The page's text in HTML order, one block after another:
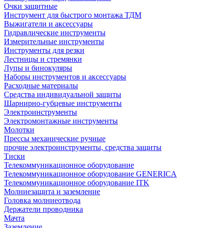
Очки защитные
Инструмент для быстрого монтажа ТДМ
Выжигатели и аксессуары
Гидравлические инструменты
Измерительные инструменты
Инструменты для резки
Лестницы и стремянки
Лупы и бинокуляры
Наборы инструментов и аксессуары
Расходные материалы
Средства индивидуальной защиты
Шарнирно-губцевые инструменты
Электроинструменты
Электромонтажные инструменты
Молотки
Прессы механические ручные
прочие электроинструменты, средства защиты
Тиски
Телекоммуникационное оборудование
Телекоммуникационное оборудование GENERICA
Телекоммуникационное оборудование ITK
Молниезащита и заземление
Головка молниеотвода
Держатели проводника
Мачта